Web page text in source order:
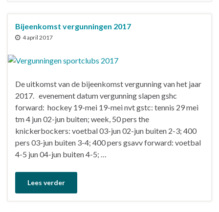
Bijeenkomst vergunningen 2017
4 april 2017
De uitkomst van de bijeenkomst vergunning van het jaar
2017. evenement datum vergunning slapen gshc
forward: hockey 19-mei 19-mei nvt gstc: tennis 29 mei
tm 4 jun 02-jun buiten; week, 50 pers the
knickerbockers: voetbal 03-jun 02-jun buiten 2-3; 400
pers 03-jun buiten 3-4; 400 pers gsavv forward: voetbal
4-5 jun 04-jun buiten 4-5; …
Lees verder